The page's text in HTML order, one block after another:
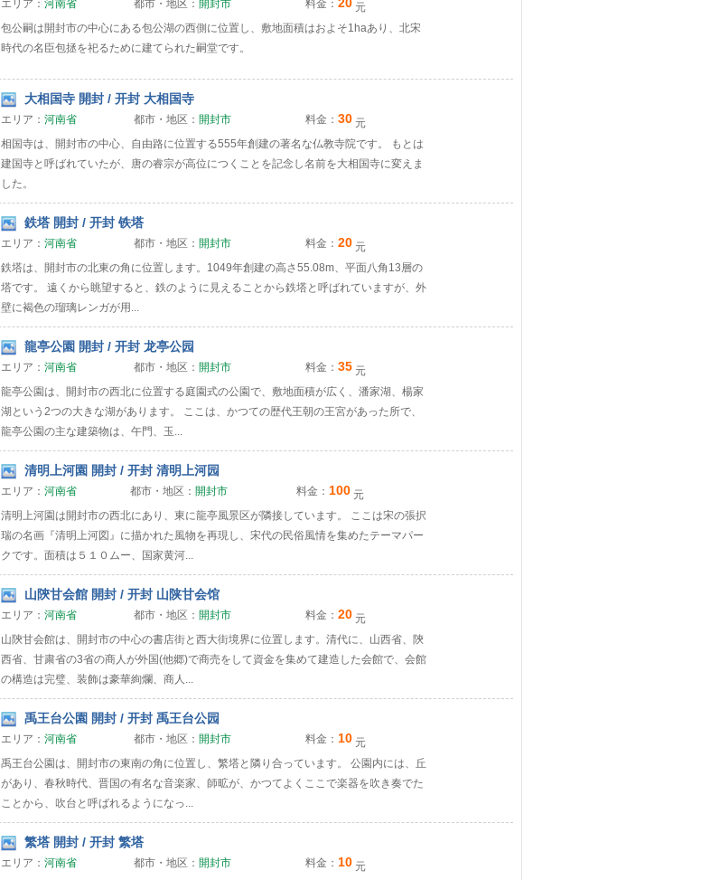
エリア： 河南省 都市・地区： 開封市 料金：
元
包公嗣は開封市の中心にある包公湖の西側に位置し、敷地面積はおよそ1haあり、北宋
時代の名臣包拯を祀るために建てられた嗣堂です。
大相国寺 開封 / 开封 大相国寺
エリア： 河南省 都市・地区： 開封市 料金： 30 元
相国寺は、開封市の中心、自由路に位置する555年創建の著名な仏教寺院です。 もとは
建国寺と呼ばれていたが、唐の睿宗が高位につくことを記念し名前を大相国寺に変えま
した。
鉄塔 開封 / 开封 铁塔
エリア： 河南省 都市・地区： 開封市 料金： 20 元
鉄塔は、開封市の北東の角に位置します。1049年創建の高さ55.08m、平面八角13層の
塔です。 遠くから眺望すると、鉄のように見えることから鉄塔と呼ばれていますが、外
壁に褐色の瑠璃レンガが用...
龍亭公園 開封 / 开封 龙亭公园
エリア： 河南省 都市・地区： 開封市 料金： 35 元
龍亭公園は、開封市の西北に位置する庭園式の公園で、敷地面積が広く、潘家湖、楊家
湖という2つの大きな湖があります。 ここは、かつての歴代王朝の王宮があった所で、
龍亭公園の主な建築物は、午門、玉...
清明上河園 開封 / 开封 清明上河园
エリア： 河南省 都市・地区： 開封市 料金： 100 元
清明上河園は開封市の西北にあり、東に龍亭風景区が隣接しています。 ここは宋の張択
瑞の名画『清明上河図』に描かれた風物を再現し、宋代の民俗風情を集めたテーマパー
クです。面積は５１０ムー、国家黄河...
山陝甘会館 開封 / 开封 山陕甘会馆
エリア： 河南省 都市・地区： 開封市 料金： 20 元
山陝甘会館は、開封市の中心の書店街と西大街境界に位置します。清代に、山西省、陝
西省、甘粛省の3省の商人が外国(他郷)で商売をして資金を集めて建造した会館で、会館
の構造は完璧、装飾は豪華絢爛、商人...
禹王台公園 開封 / 开封 禹王台公园
エリア： 河南省 都市・地区： 開封市 料金： 10 元
禹王台公園は、開封市の東南の角に位置し、繁塔と隣り合っています。 公園内には、丘
があり、春秋時代、晋国の有名な音楽家、師昿が、かつてよくここで楽器を吹き奏でた
ことから、吹台と呼ばれるようになっ...
繁塔 開封 / 开封 繁塔
エリア： 河南省 都市・地区： 開封市 料金： 10 元